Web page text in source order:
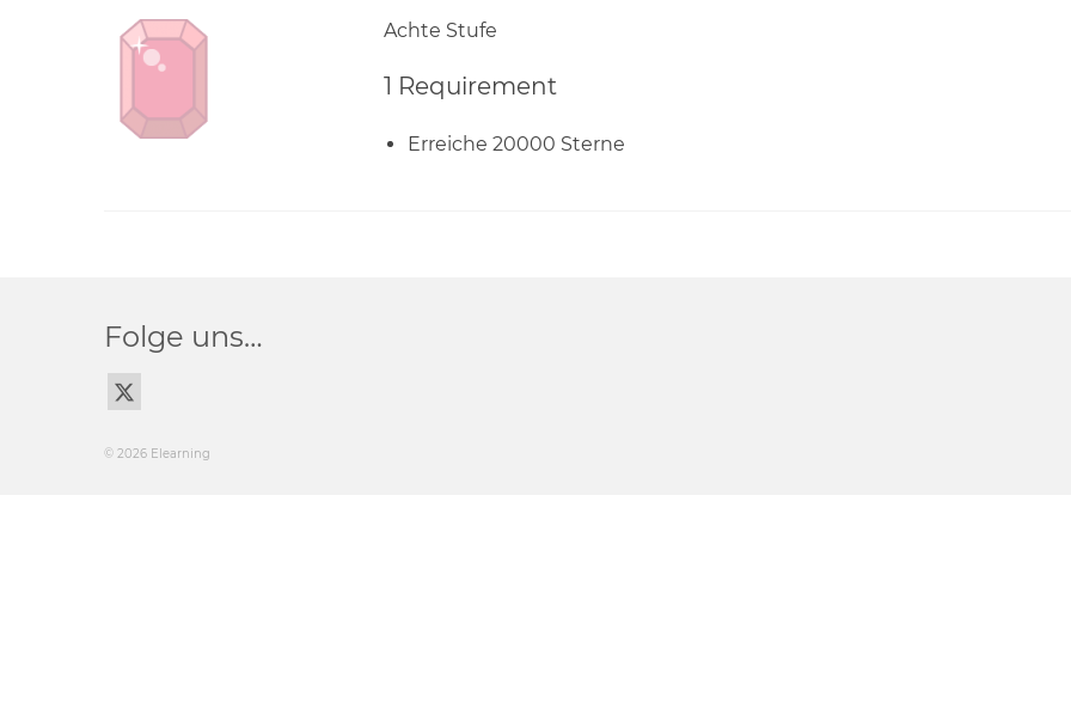
Achte Stufe
1 Requirement
Erreiche 20000 Sterne
Folge uns…
© 2026 Elearning